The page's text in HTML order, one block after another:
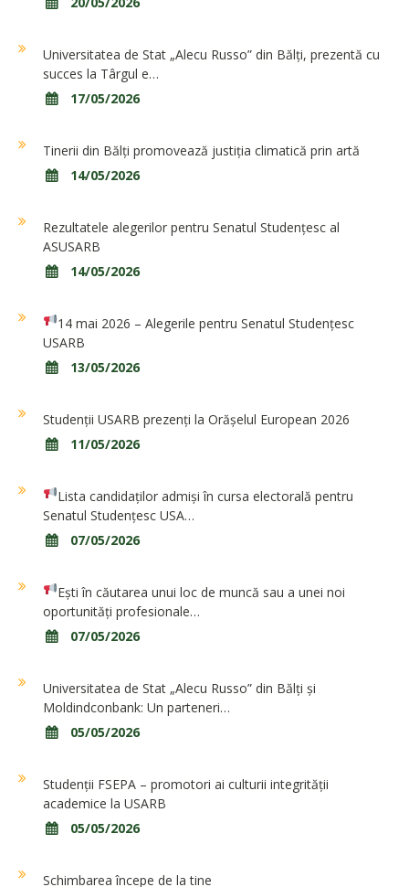
Universitatea de Stat „Alecu Russo” din Bălți, prezentă cu
succes la Târgul e…
17/05/2026
Tinerii din Bălți promovează justiția climatică prin artă
14/05/2026
Rezultatele alegerilor pentru Senatul Studențesc al
ASUSARB
14/05/2026
14 mai 2026 – Alegerile pentru Senatul Studențesc
USARB
13/05/2026
Studenții USARB prezenți la Orășelul European 2026
11/05/2026
Lista candidaților admiși în cursa electorală pentru
Senatul Studențesc USA…
07/05/2026
Ești în căutarea unui loc de muncă sau a unei noi
oportunități profesionale…
07/05/2026
Universitatea de Stat „Alecu Russo” din Bălți și
Moldindconbank: Un parteneri…
05/05/2026
Studenții FSEPA – promotori ai culturii integrității
academice la USARB
05/05/2026
Schimbarea începe de la tine